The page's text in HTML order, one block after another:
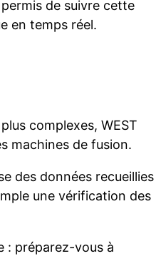
de suivre cette
en temps réel.
complexes, WEST
machines de fusion.
des données recueillies
une vérification des
: préparez-vous à